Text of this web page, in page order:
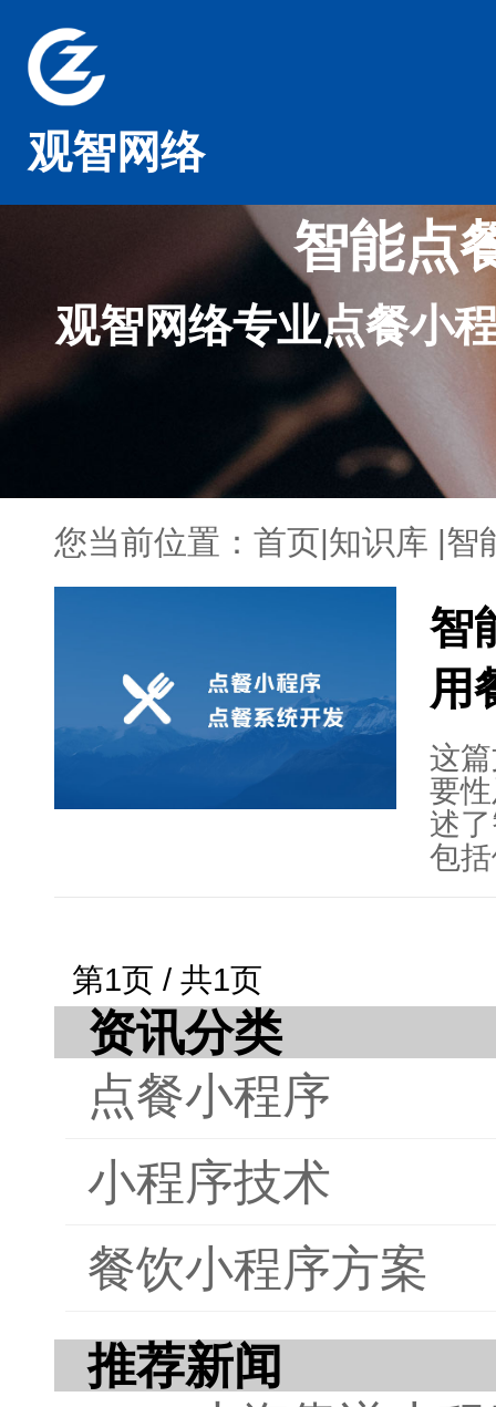
观智网络
智能点
观智网络专业点餐小
您当前位置： 首页|知识库 |智
智
用
这
要
述
包
用
第1页 / 共1页
资讯分类
点餐小程序
小程序技术
餐饮小程序方案
推荐新闻